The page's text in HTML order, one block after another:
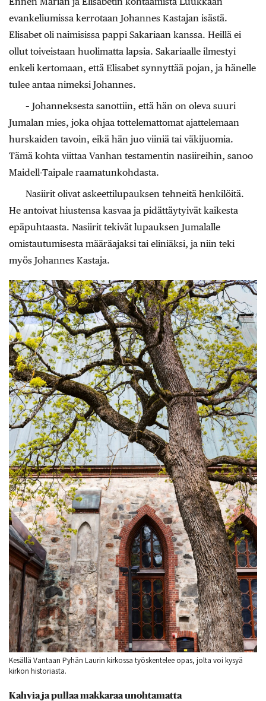
evankeliumissa kerrotaan Johannes Kastajan isästä.
Elisabet oli naimisissa pappi Sakariaan kanssa. Heillä ei
ollut toiveistaan huolimatta lapsia. Sakariaalle ilmestyi
enkeli kertomaan, että Elisabet synnyttää pojan, ja hänelle
tulee antaa nimeksi Johannes.
– Johanneksesta sanottiin, että hän on oleva suuri
Jumalan mies, joka ohjaa tottelemattomat ajattelemaan
hurskaiden tavoin, eikä hän juo viiniä tai väkijuomia.
Tämä kohta viittaa Vanhan testamentin nasiireihin, sanoo
Maidell-Taipale raamatunkohdasta.
Nasiirit olivat askeettilupauksen tehneitä henkilöitä.
He antoivat hiustensa kasvaa ja pidättäytyivät kaikesta
epäpuhtaasta. Nasiirit tekivät lupauksen Jumalalle
omistautumisesta määräajaksi tai eliniäksi, ja niin teki
myös Johannes Kastaja.
Kesällä Vantaan Pyhän Laurin kirkossa työskentelee opas, jolta voi kysyä
kirkon historiasta.
Kahvia ja pullaa makkaraa unohtamatta